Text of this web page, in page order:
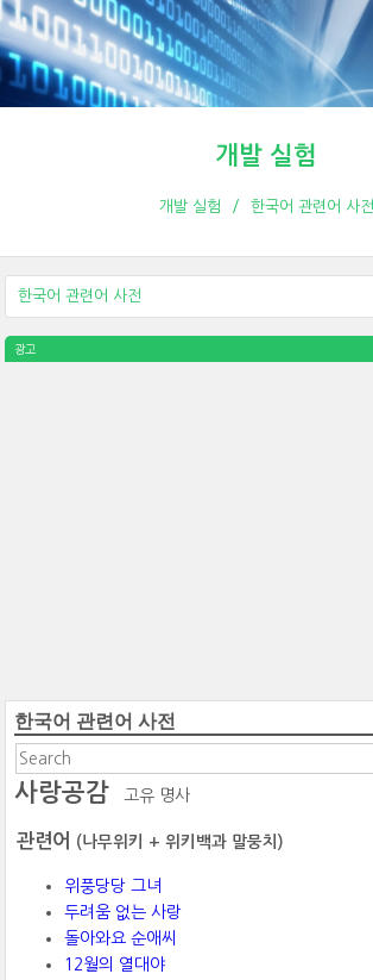
개발 실험
개발 실험 한국어 관련어 사전
한국어 관련어 사전
광고
한국어 관련어 사전
사랑공감 고유 명사
관련어 (나무위키 + 위키백과 말뭉치)
위풍당당 그녀
두려움 없는 사랑
돌아와요 순애씨
12월의 열대야